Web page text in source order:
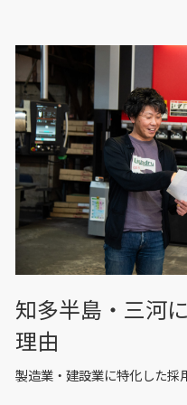
知多半島・三河
理由
製造業・建設業に特化した採